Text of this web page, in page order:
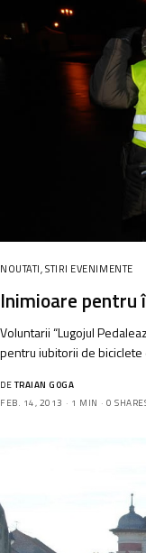
NOUTATI,STIRI EVENIMENTE
Inimioare
Voluntarii “Lugojul
pentru iubitorii de biciclete
DE TRAIAN GOGA
FEB. 14, 2013
1 MIN 0